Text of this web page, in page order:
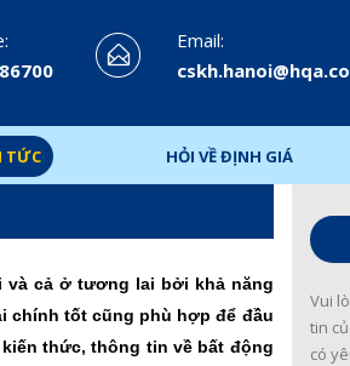
Email:
TỨC HỎI VỀ ĐỊNH GIÁ
và cả ở tương lai bởi khả năng
chính tốt cũng phù hợp để đầu
thức, thông tin về bất động
Vui
tin
có